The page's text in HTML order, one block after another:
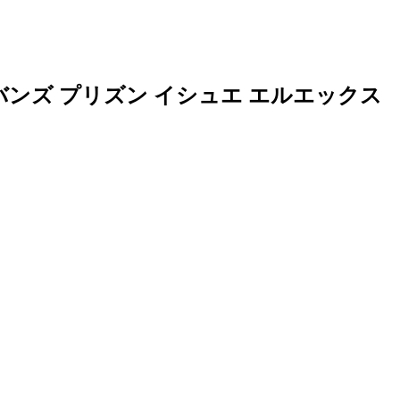
ンズ プリズン イシュエ エルエックス